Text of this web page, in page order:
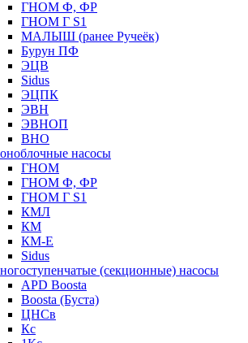
ГНОМ Ф, ФР
ГНОМ Г S1
МАЛЫШ (ранее Ручеёк)
Бурун ПФ
ЭЦВ
Sidus
ЭЦПК
ЭВН
ЭВНОП
ВНО
насосы
ГНОМ
ГНОМ Ф, ФР
ГНОМ Г S1
КМЛ
КМ
КМ-Е
Sidus
(секционные) насосы
APD Boosta
Boosta (Буста)
ЦНСв
Кс